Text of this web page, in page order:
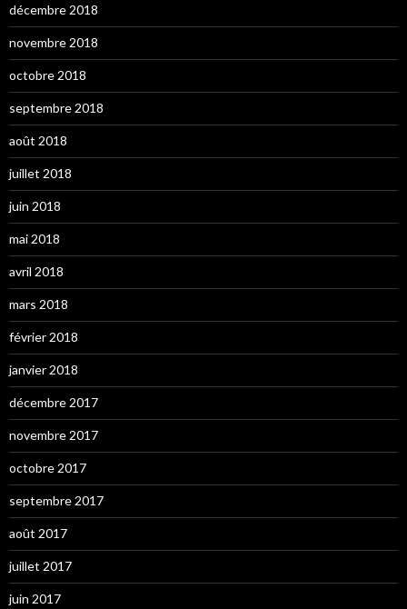
décembre 2018
novembre 2018
octobre 2018
septembre 2018
août 2018
juillet 2018
juin 2018
mai 2018
avril 2018
mars 2018
février 2018
janvier 2018
décembre 2017
novembre 2017
octobre 2017
septembre 2017
août 2017
juillet 2017
juin 2017